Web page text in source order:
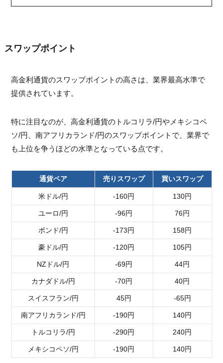
スワップポイント
高金利通貨のスワップポイントの高さは、業界最高水準で
提供されています。
特に注目なのが、高金利通貨のトルコリラ/円やメキシコペ
ソ/円、南アフリカランド/円のスワップポイントで、業界で
も上位を争うほどの水準となっている点です。
通貨ペア 売りスワップ 買いスワップ
米ドル/円 -160円 130円
ユーロ/円 -96円 76円
ポンド/円 -173円 158円
豪ドル/円 -120円 105円
NZドル/円 -69円 44円
カナダドル/円 -70円 40円
スイスフラン/円 45円 -65円
南アフリカランド/円 -190円 140円
トルコリラ/円 -290円 240円
メキシコペソ/円 -190円 140円